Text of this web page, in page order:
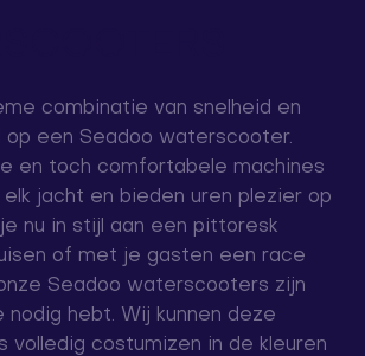
combinatie van snelheid en
op een Seadoo waterscooter.
en toch comfortabele machines
jacht en bieden uren plezier op
nu in stijl aan een pittoresk
of met je gasten een race
Seadoo waterscooters zijn
hebt. Wij kunnen deze
volledig costumizen in de kleuren